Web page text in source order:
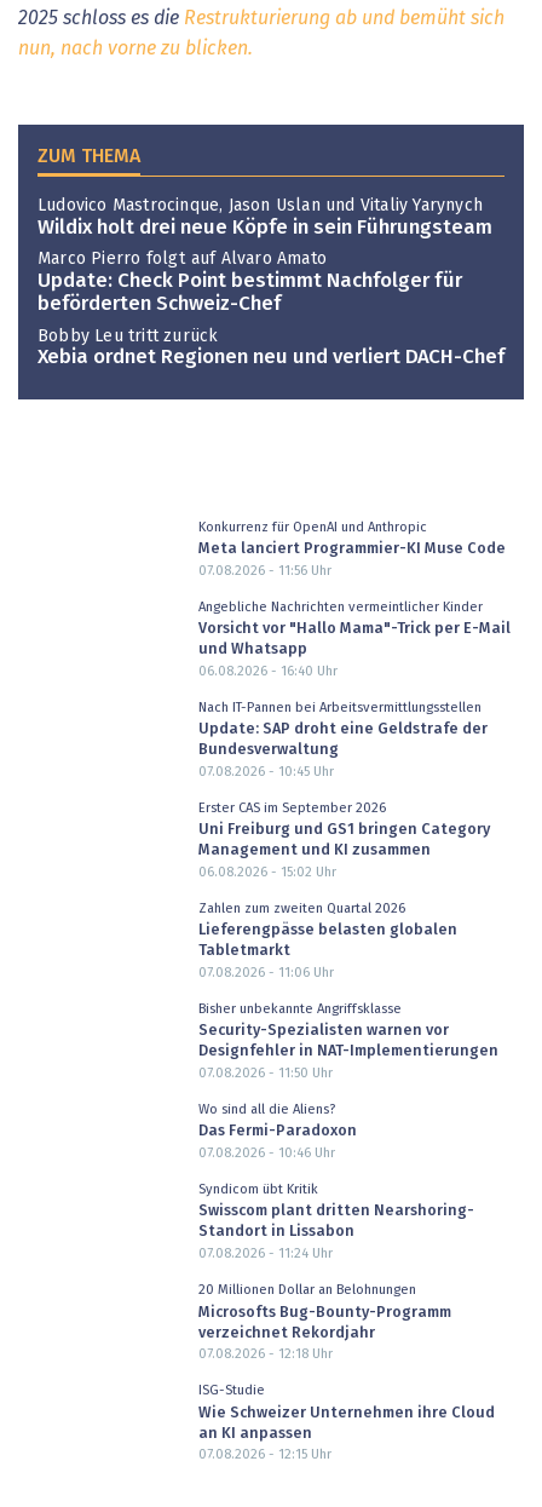
2025 schloss es die Restrukturierung ab und bemüht sich
nun, nach vorne zu blicken.
ZUM THEMA
Ludovico Mastrocinque, Jason Uslan und Vitaliy Yarynych
Wildix holt drei neue Köpfe in sein Führungsteam
Marco Pierro folgt auf Alvaro Amato
Update: Check Point bestimmt Nachfolger für
beförderten Schweiz-Chef
Bobby Leu tritt zurück
Xebia ordnet Regionen neu und verliert DACH-Chef
Konkurrenz für OpenAI und Anthropic
Meta lanciert Programmier-KI Muse Code
07.08.2026 - 11:56Uhr
Angebliche Nachrichten vermeintlicher Kinder
Vorsicht vor "Hallo Mama"-Trick per E-Mail
und Whatsapp
06.08.2026 - 16:40 Uhr
Nach IT-Pannen bei Arbeitsvermittlungsstellen
Update: SAP droht eine Geldstrafe der
Bundesverwaltung
07.08.2026 - 10:45Uhr
Erster CAS im September 2026
Uni Freiburg und GS1 bringen Category
Management und KI zusammen
06.08.2026 - 15:02 Uhr
Zahlen zum zweiten Quartal 2026
Lieferengpässe belasten globalen
Tabletmarkt
07.08.2026 - 11:06Uhr
Bisher unbekannte Angriffsklasse
Security-Spezialisten warnen vor
Designfehler in NAT-Implementierungen
07.08.2026 - 11:50 Uhr
Wo sind all die Aliens?
Das Fermi-Paradoxon
07.08.2026 - 10:46Uhr
Syndicom übt Kritik
Swisscom plant dritten Nearshoring-
Standort in Lissabon
07.08.2026 - 11:24Uhr
20 Millionen Dollar an Belohnungen
Microsofts Bug-Bounty-Programm
verzeichnet Rekordjahr
07.08.2026 - 12:18Uhr
ISG-Studie
Wie Schweizer Unternehmen ihre Cloud
an KI anpassen
07.08.2026 - 12:15Uhr